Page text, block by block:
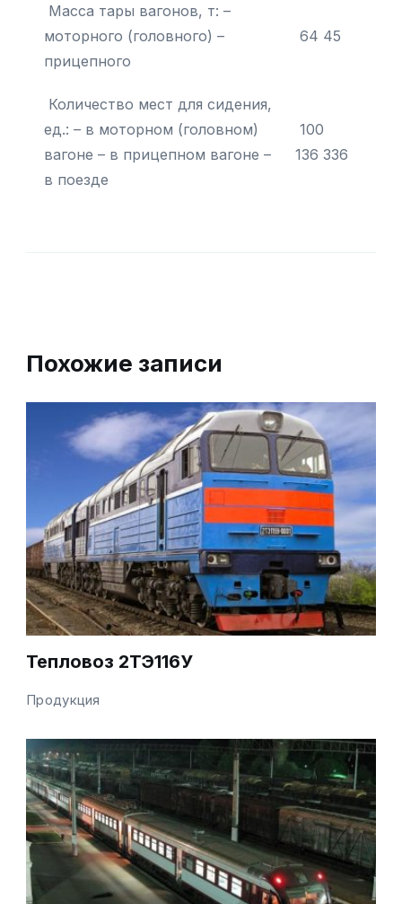
Масса тары вагонов, т: –
моторного (головного) –
прицепного
64 45
Количество мест для сидения,
ед.: – в моторном (головном)
вагоне – в прицепном вагоне –
в поезде
100
136 336
Похожие записи
Тепловоз 2ТЭ116У
Продукция